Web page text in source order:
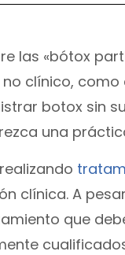
las «bótox
clínico,
botox sin
una
clínica. A
que